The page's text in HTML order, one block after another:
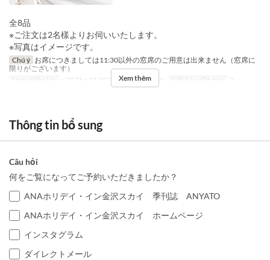
全8品
※ご注文は2名樣よりお伺いいたします。
※写真はイメージです。
Chú ý お席につきましては11:30以外の窓席のご用意は出来ません（窓席に
限りがございます）
Ngày Hiệu lực
~ 30 Thg 11 2024 Bữa Bữa trưa Giới hạn dặt món 2 ~
Xem thêm
Thông tin bổ sung
Câu hỏi
何をご覧になってご予約いただきましたか？
ANAホリデイ・イン金沢スカイ 季刊誌 ANYATO
ANAホリデイ・イン金沢スカイ ホームページ
インスタグラム
ダイレクトメール